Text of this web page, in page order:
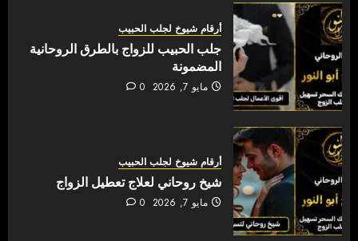
أرقام شيوخ لجلب الحبيب
جلب الحبيب للزواج بالطرق الروحانية
المضمونة
مايو 7, 2026 0
أرقام شيوخ لجلب الحبيب
شيخ روحاني لعلاج تعطيل الزواج
مايو 7, 2026 0